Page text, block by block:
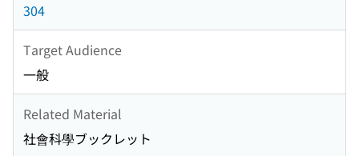
304
Target Audience
一般
Related Material
社會科學ブックレット